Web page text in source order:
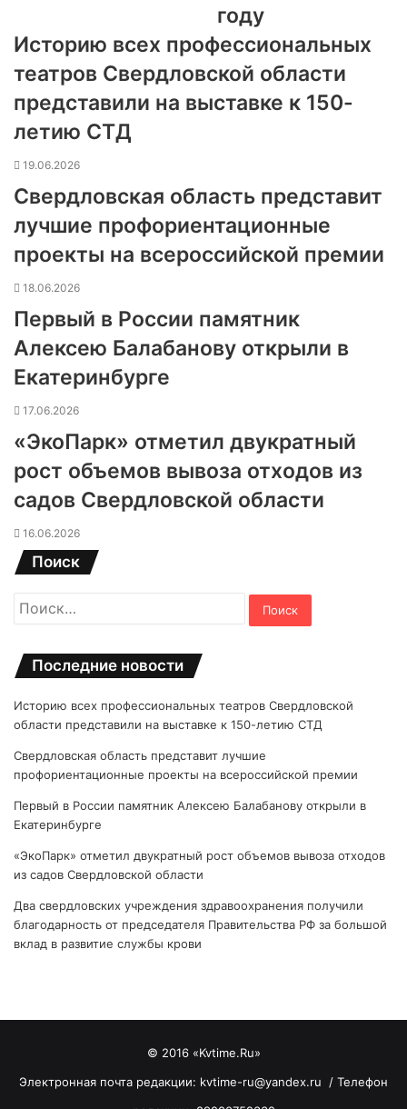
году
Историю всех профессиональных
театров Свердловской области
представили на выставке к 150-
летию СТД
19.06.2026
Свердловская область представит
лучшие профориентационные
проекты на всероссийской премии
18.06.2026
Первый в России памятник
Алексею Балабанову открыли в
Екатеринбурге
17.06.2026
«ЭкоПарк» отметил двукратный
рост объемов вывоза отходов из
садов Свердловской области
16.06.2026
Поиск
Найти:
Последние новости
Историю всех профессиональных театров Свердловской
области представили на выставке к 150-летию СТД
Свердловская область представит лучшие
профориентационные проекты на всероссийской премии
Первый в России памятник Алексею Балабанову открыли в
Екатеринбурге
«ЭкоПарк» отметил двукратный рост объемов вывоза отходов
из садов Свердловской области
Два свердловских учреждения здравоохранения получили
благодарность от председателя Правительства РФ за большой
вклад в развитие службы крови
© 2016 «Kvtime.Ru»
Электронная почта редакции: kvtime-ru@yandex.ru / Телефон